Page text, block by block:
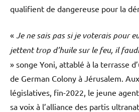
qualifient de dangereuse pour la
« Je ne sais pas si je voterais pour
jettent trop d’huile sur le feu, il
» songe Yoni, attablé à la terrasse
de German Colony à Jérusalem.
législatives, fin-2022, le jeune
sa voix à l’alliance des partis